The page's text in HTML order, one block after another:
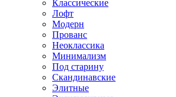
Классические
Лофт
Модерн
Прованс
Неоклассика
Минимализм
Под старину
Скандинавские
Элитные